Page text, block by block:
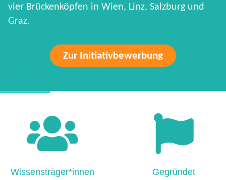
vier Brückenköpfen in Wien, Linz, Salzburg und
Graz.
Zur Initiativbewerbung
Wissensträger*innen Gegründet